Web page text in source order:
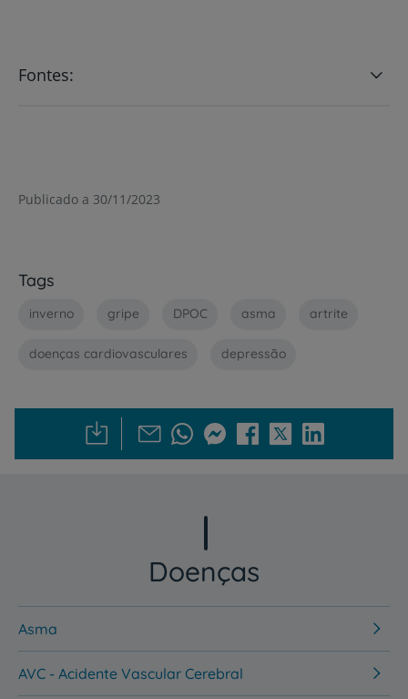
Fontes:
Publicado a 30/11/2023
Tags
inverno gripe DPOC asma artrite
doenças cardiovasculares depressão
Doenças
Asma
AVC - Acidente Vascular Cerebral